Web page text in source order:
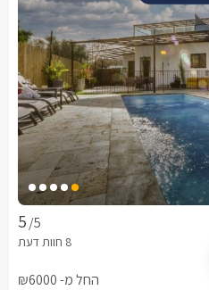
/5
החל מ- ₪6000